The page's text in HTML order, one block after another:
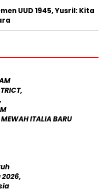
UUD 1945, Yusril: Kita
ITALIA BARU